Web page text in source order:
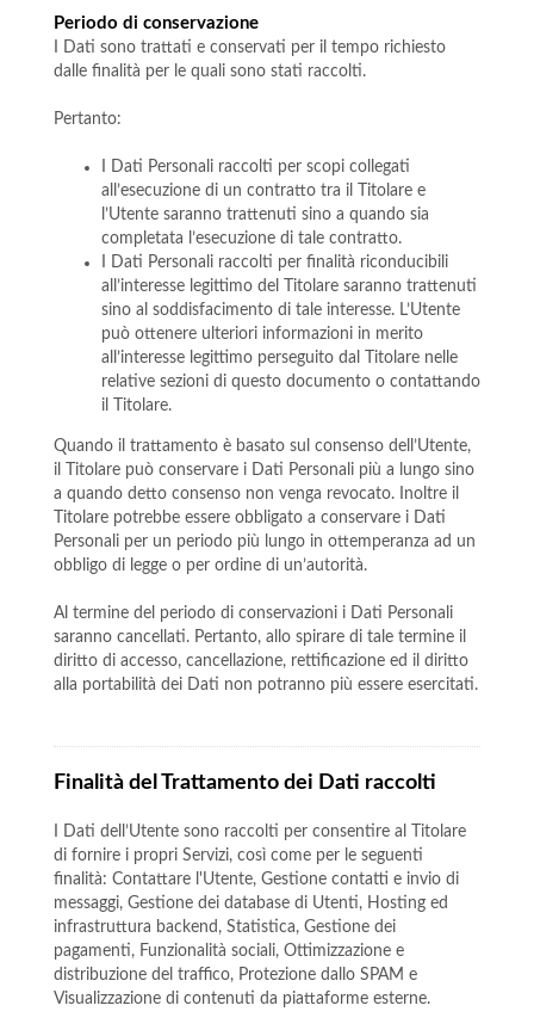
Periodo di conservazione
I Dati sono trattati e conservati per il tempo richiesto
dalle finalità per le quali sono stati raccolti.
Pertanto:
I Dati Personali raccolti per scopi collegati
all’esecuzione di un contratto tra il Titolare e
l’Utente saranno trattenuti sino a quando sia
completata l’esecuzione di tale contratto.
I Dati Personali raccolti per finalità riconducibili
all’interesse legittimo del Titolare saranno trattenuti
sino al soddisfacimento di tale interesse. L’Utente
può ottenere ulteriori informazioni in merito
all’interesse legittimo perseguito dal Titolare nelle
relative sezioni di questo documento o contattando
il Titolare.
Quando il trattamento è basato sul consenso dell’Utente,
il Titolare può conservare i Dati Personali più a lungo sino
a quando detto consenso non venga revocato. Inoltre il
Titolare potrebbe essere obbligato a conservare i Dati
Personali per un periodo più lungo in ottemperanza ad un
obbligo di legge o per ordine di un’autorità.
Al termine del periodo di conservazioni i Dati Personali
saranno cancellati. Pertanto, allo spirare di tale termine il
diritto di accesso, cancellazione, rettificazione ed il diritto
alla portabilità dei Dati non potranno più essere esercitati.
Finalità del Trattamento dei Dati raccolti
I Dati dell’Utente sono raccolti per consentire al Titolare
di fornire i propri Servizi, così come per le seguenti
finalità: Contattare l'Utente, Gestione contatti e invio di
messaggi, Gestione dei database di Utenti, Hosting ed
infrastruttura backend, Statistica, Gestione dei
pagamenti, Funzionalità sociali, Ottimizzazione e
distribuzione del traffico, Protezione dallo SPAM e
Visualizzazione di contenuti da piattaforme esterne.